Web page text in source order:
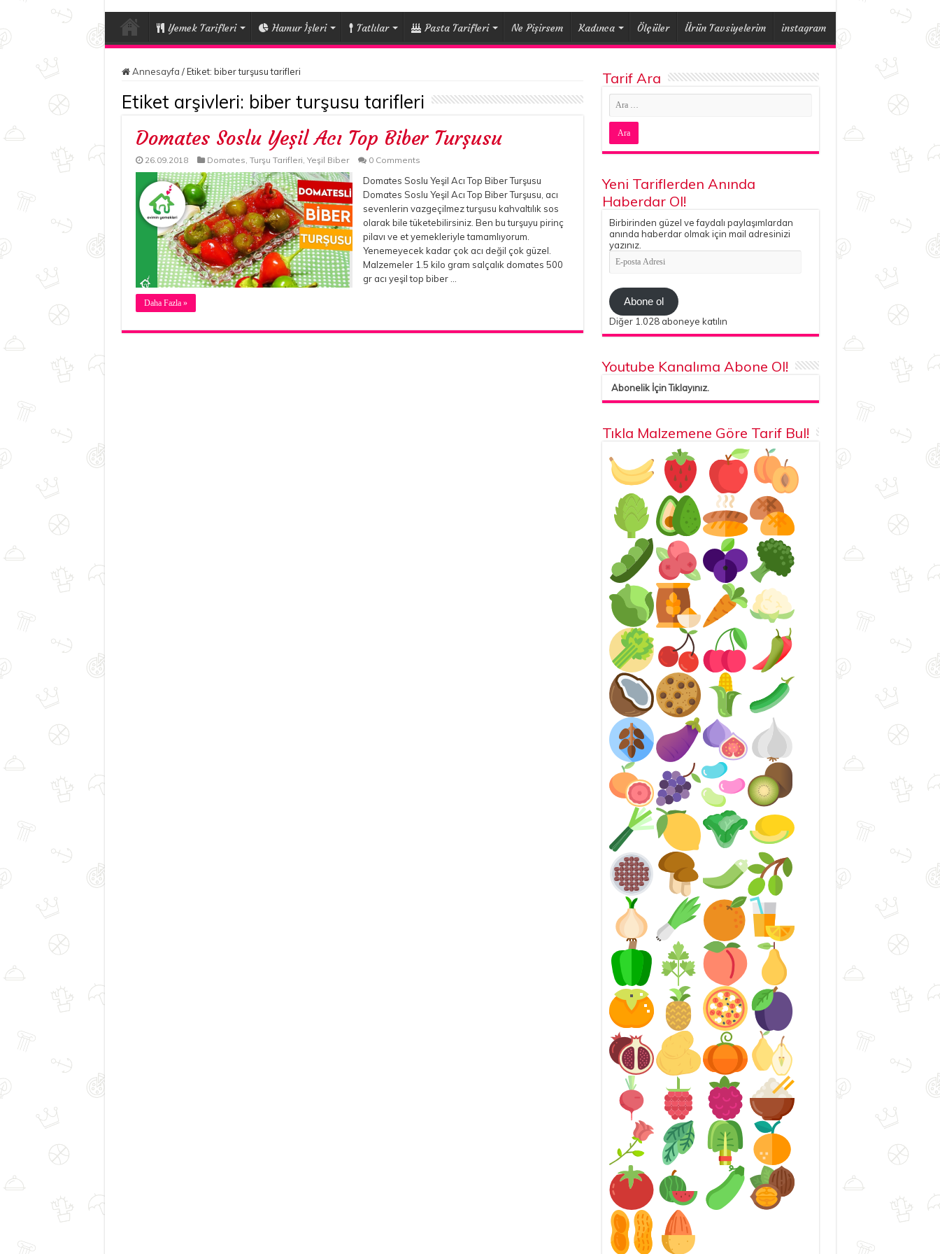
Yemek Tarifleri Hamur İşleri Tatlılar Pasta Tarifleri Ne Pişirsem Kadınca Ölçüler Ürün Tavsiyelerim instagram
Annesayfa / Etiket: biber turşusu tarifleri
Etiket arşivleri: biber turşusu tarifleri
Domates Soslu Yeşil Acı Top Biber Turşusu
26.09.2018 Domates, Turşu Tarifleri, Yeşil Biber 0 Comments
Domates Soslu Yeşil Acı Top Biber Turşusu
Domates Soslu Yeşil Acı Top Biber Turşusu, acı
sevenlerin vazgeçilmez turşusu kahvaltılık sos
olarak bile tüketebilirsiniz. Ben bu turşuyu pirinç
pilavı ve et yemekleriyle tamamlıyorum.
Yenemeyecek kadar çok acı değil çok güzel.
Malzemeler 1.5 kilo gram salçalık domates 500
gr acı yeşil top biber …
Daha Fazla »
Tarif Ara
Yeni Tariflerden Anında
Haberdar Ol!
Birbirinden güzel ve faydalı paylaşımlardan
anında haberdar olmak için mail adresinizi
yazınız.
E-
posta
Abone ol
Diğer 1.028 aboneye katılın
Youtube Kanalıma Abone Ol!
Abonelik İçin Tıklayınız.
Tıkla Malzemene Göre Tarif Bul!